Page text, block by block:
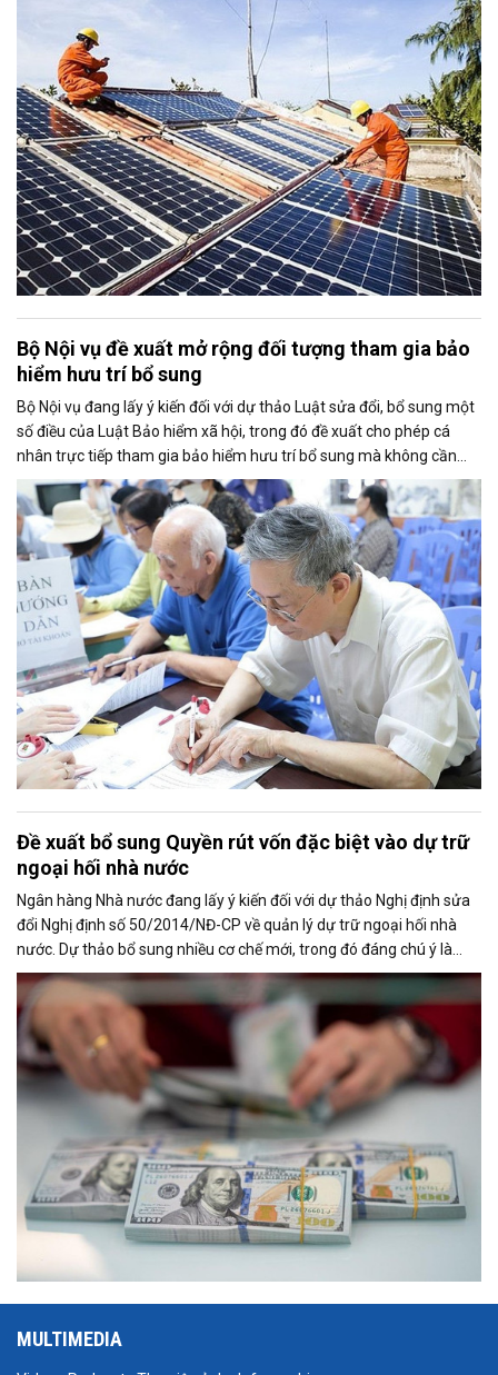
đó nâng tỷ lệ sản lượng điện dư được phép giao dịch từ 20% lên tối
đa 50%, tạo thêm động lực cho người dân và doanh nghiệp đầu tư
vào nguồn điện sạch.
Bộ Nội vụ đề xuất mở rộng đối tượng tham gia bảo
hiểm hưu trí bổ sung
Bộ Nội vụ đang lấy ý kiến đối với dự thảo Luật sửa đổi, bổ sung một
số điều của Luật Bảo hiểm xã hội, trong đó đề xuất cho phép cá
nhân trực tiếp tham gia bảo hiểm hưu trí bổ sung mà không cần
thông qua người sử dụng lao động. Dự thảo cũng điều chỉnh cách
tính thời gian đóng bảo hiểm xã hội nhằm bảo đảm quyền lợi cho
người tham gia.
Đề xuất bổ sung Quyền rút vốn đặc biệt vào dự trữ
ngoại hối nhà nước
Ngân hàng Nhà nước đang lấy ý kiến đối với dự thảo Nghị định sửa
đổi Nghị định số 50/2014/NĐ-CP về quản lý dự trữ ngoại hối nhà
nước. Dự thảo bổ sung nhiều cơ chế mới, trong đó đáng chú ý là
việc đưa Quyền rút vốn đặc biệt (SDR) của Quỹ Tiền tệ Quốc tế
(IMF) vào nguồn hình thành dự trữ ngoại hối quốc gia.
MULTIMEDIA